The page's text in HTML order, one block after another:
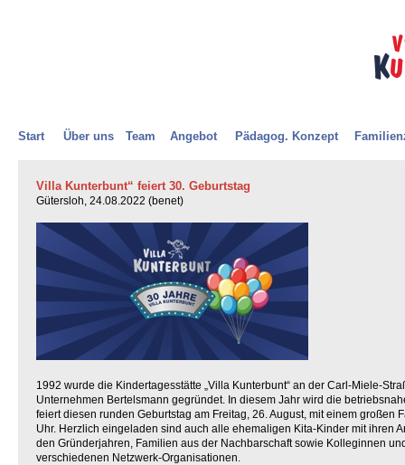
Villa Kunterbunt“ feiert 30. Geburtstag
Gütersloh, 24.08.2022 (benet)
1992 wurde die Kindertagesstätte „Villa Kunterbunt“ an der Carl-Miele-
Unternehmen Bertelsmann gegründet. In diesem Jahr wird die
feiert diesen runden Geburtstag am Freitag, 26. August, mit einem großen
Uhr. Herzlich eingeladen sind auch alle ehemaligen Kita-Kinder mit ihren
den Gründerjahren, Familien aus der Nachbarschaft sowie Kolleginnen
verschiedenen Netzwerk-Organisationen.
Pädagog. Konzept
Team Angebot
Über uns
Start